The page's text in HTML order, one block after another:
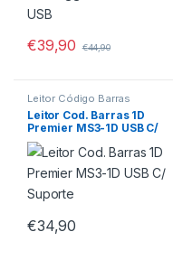
€39,90 €44,90
Leitor Código Barras
Leitor Cod. Barras 1D
Premier MS3-1D USB C/
Suporte
€34,90